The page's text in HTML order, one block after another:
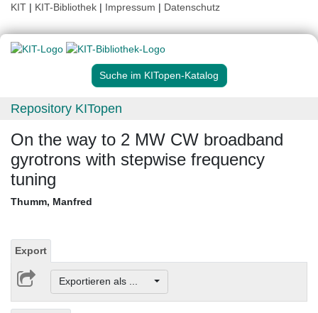
KIT | KIT-Bibliothek | Impressum | Datenschutz
Suche im KITopen-Katalog
Repository KITopen
On the way to 2 MW CW broadband
gyrotrons with stepwise frequency
tuning
Thumm, Manfred
Export
Exportieren als ...